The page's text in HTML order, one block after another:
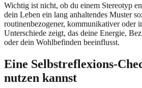
Wichtig ist nicht, ob du einem Stereotyp
dein Leben ein lang anhaltendes Muster
routinenbezogener, kommunikativer oder
Unterschiede zeigt, das deine Energie,
oder dein Wohlbefinden beeinflusst.
Eine Selbstreflexions-
nutzen kannst